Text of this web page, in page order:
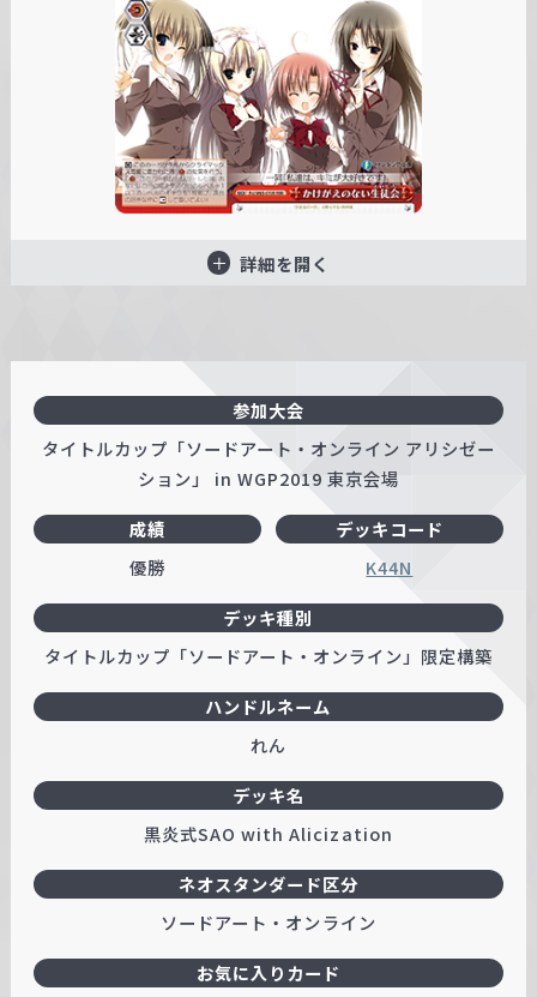
詳細を開く
参加大会
タイトルカップ「ソードアート・オンライン アリシゼー
ション」 in WGP2019 東京会場
成績
優勝
ハンドルネーム
れん
デッキコード
K44N
デッキ名
黒炎式SAO with Alicization
デッキ種別
タイトルカップ「ソードアート・オンライン」限定構築
ネオスタンダード区分
ソードアート・オンライン
お気に入りカード